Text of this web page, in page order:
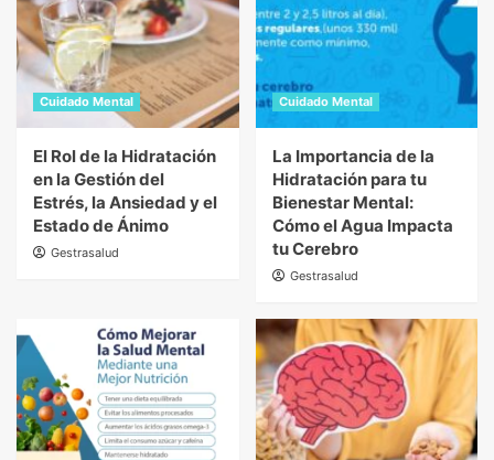
Cuidado Mental
El Rol de la Hidratación
en la Gestión del
Estrés, la Ansiedad y el
Estado de Ánimo
Gestrasalud
Cuidado Mental
La Importancia de la
Hidratación para tu
Bienestar Mental:
Cómo el Agua Impacta
tu Cerebro
Gestrasalud